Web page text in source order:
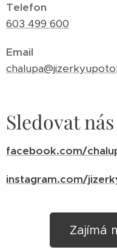
Telefon
603 499 600
Email
Sledovat
facebook.com/
instagram.com/
Zajímá